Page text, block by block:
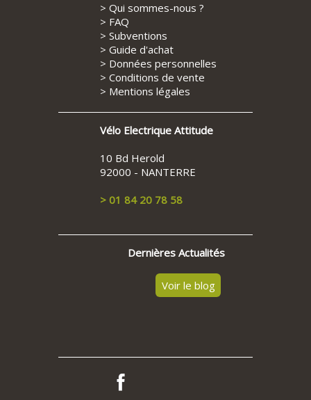
> Qui sommes-nous ?
> FAQ
> Subventions
> Guide d'achat
> Données personnelles
> Conditions de vente
> Mentions légales
Vélo Electrique Attitude
10 Bd Herold
92000 - NANTERRE
> 01 84 20 78 58
Dernières Actualités
Voir le blog